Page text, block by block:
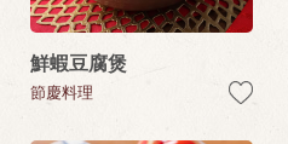
鮮蝦豆腐煲
節慶料理